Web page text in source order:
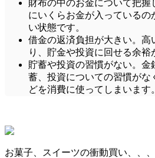
財布の中のお金について把握
にいくらお金が入っているの
い状態です。
借金の返済負担が大きい。 高
り、貯金や投資に回せる余裕
貯蓄や投資の習慣がない。 金
蓄、投資についての習慣がな
どを消費に使ってしまいます。
お菓子、スイーツの衝動買い、、、